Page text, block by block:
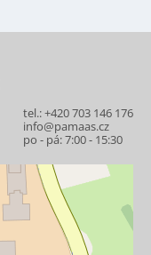
tel.:+420 703 146 176
info@pamaas.cz
po - pá: 7:00 - 15:30